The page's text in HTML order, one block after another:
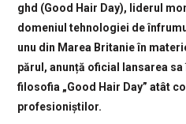
ghd (Good Hair Day), liderul
domeniul tehnologiei de
unu din Marea Britanie în
părul, anunță oficial lansarea
filosofia „Good Hair Day” atât
profesioniștilor.